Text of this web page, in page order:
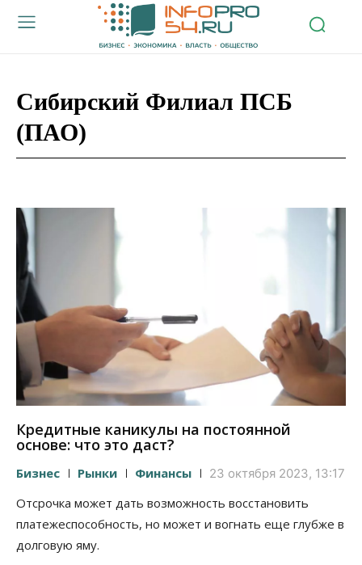
Сибирский Филиал ПСБ
(ПАО)
Кредитные каникулы на постоянной
основе: что это даст?
Бизнес Рынки Финансы 23 октября 2023, 13:17
Отсрочка может дать возможность восстановить
платежеспособность, но может и вогнать еще глубже в
долговую яму.